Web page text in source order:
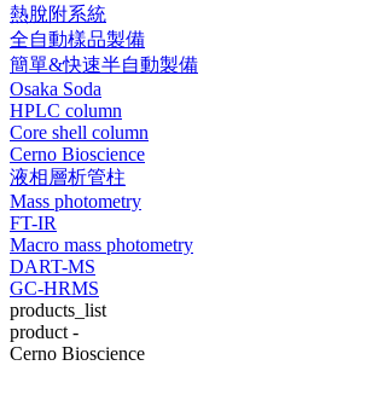
熱脫附系統
全自動樣品製備
簡單&快速半自動製備
Osaka Soda
HPLC column
Core shell column
Cerno Bioscience
液相層析管柱
Mass photometry
FT-IR
Macro mass photometry
DART-MS
GC-HRMS
products_list
product -
Cerno Bioscience